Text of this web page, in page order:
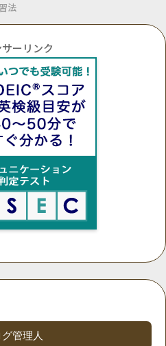
法
ーリンク
管理人